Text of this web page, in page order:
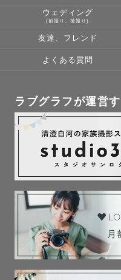
ウェディング
(前撮り、後撮り)
友達、フレンド
よくある質問
ラブグラフが運営